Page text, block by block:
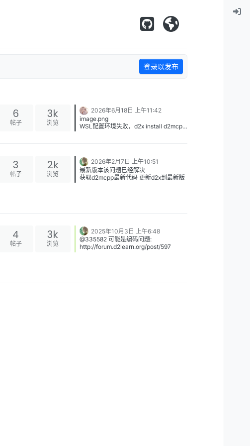
登录以发布
6
帖子
3k
浏览
2026年6月18日 上午11:42
image.png
WSL配置环境失败，d2x install d2mcpp
3
帖子
2k
浏览
2026年2月7日 上午10:51
最新版本该问题已经解决
获取d2mcpp最新代码 更新d2x到最新版
4
帖子
3k
浏览
2025年10月3日 上午6:48
@335582 可能是编码问题:
http://forum.d2learn.org/post/597